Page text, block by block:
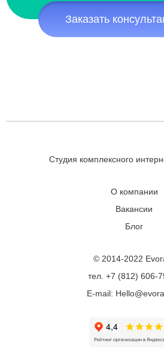
Заказать
Студия комплексного
О компании
Вакансии
Блог
© 2014-2022
тел. +7 (812) 606-
E-mail: